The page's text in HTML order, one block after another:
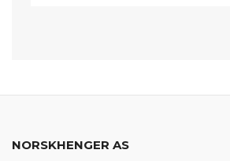
NORSKHENGER AS